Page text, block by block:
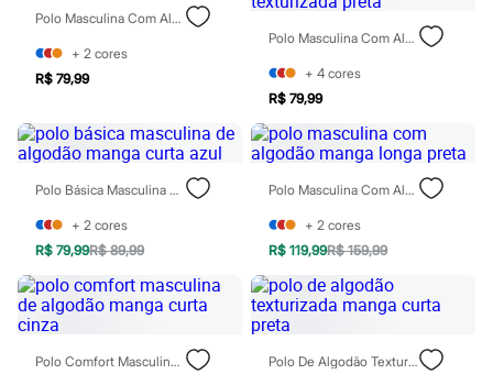
Sapatos
Sandálias e Papetes
Tênis
Moda esportiva
Bermudas
Camisetas
Calças
Calçados
Regatas
Moda íntima
Cuecas
Meias
Pijamas
Moda praia
Personagens
Plus size
Blusas e Camisetas
Polo Masculina Com Algodão Manga Curta Verde
+ 2 cores
R$ 79,99
Polo Masculina Com Algodão Manga Curta Texturizada Preta
+ 4 cores
R$ 79,99
Polo Básica Masculina De Algodão Manga Curta Azul
+ 2 cores
R$ 79,99R$ 89,99
Polo Masculina Com Algodão Manga Longa Preta
+ 2 cores
R$ 119,99R$ 159,99
Polo Comfort Masculina De Algodão Manga Curta Cinza Polo De Algodão Texturizada Manga Curta Preta